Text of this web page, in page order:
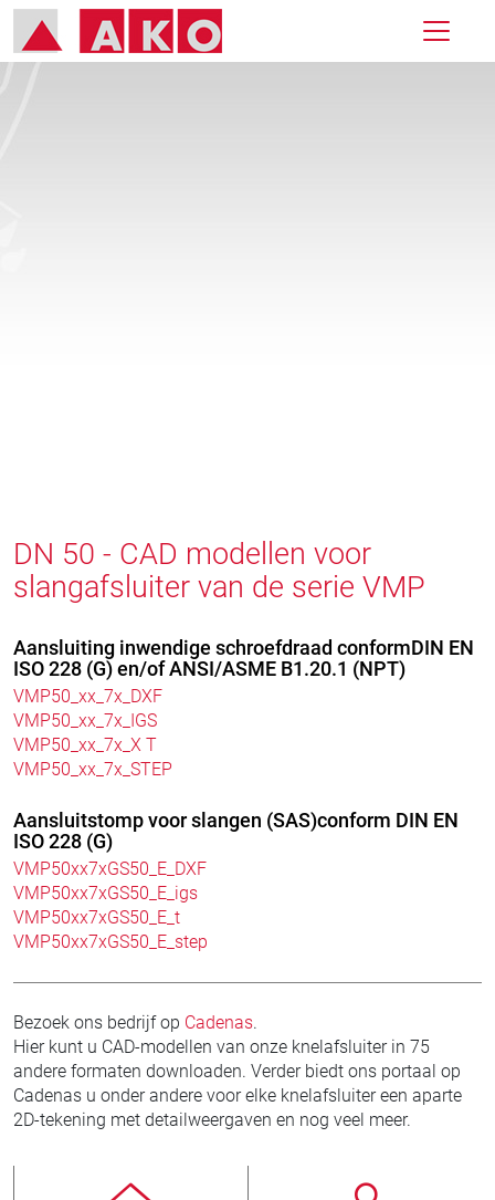
DN 50 - CAD modellen voor
slangafsluiter van de serie VMP
Aansluiting inwendige schroefdraad conformDIN EN
ISO 228 (G) en/of ANSI/ASME B1.20.1 (NPT)
VMP50_xx_7x_DXF
VMP50_xx_7x_IGS
VMP50_xx_7x_X T
VMP50_xx_7x_STEP
Aansluitstomp voor slangen (SAS)conform DIN EN
ISO 228 (G)
VMP50xx7xGS50_E_DXF
VMP50xx7xGS50_E_igs
VMP50xx7xGS50_E_t
VMP50xx7xGS50_E_step
Bezoek ons bedrijf op Cadenas.
Hier kunt u CAD-modellen van onze knelafsluiter in 75
andere formaten downloaden. Verder biedt ons portaal op
Cadenas u onder andere voor elke knelafsluiter een aparte
2D-tekening met detailweergaven en nog veel meer.